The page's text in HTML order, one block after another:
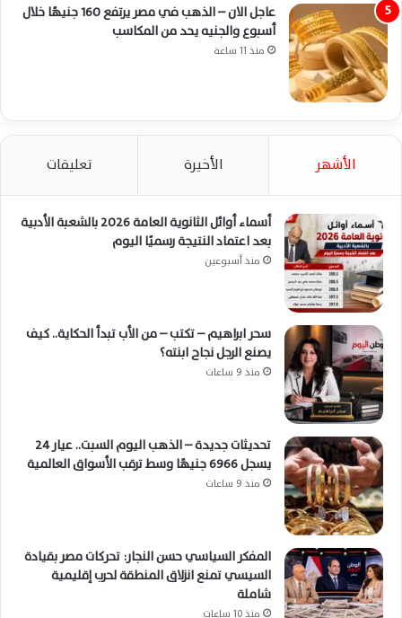
عاجل الان – الذهب في مصر يرتفع 160 جنيهًا خلال
أسبوع والجنيه يحد من المكاسب
منذ 11 ساعة
الأشهر الأخيرة تعليقات
أسماء أوائل الثانوية العامة 2026 بالشعبة الأدبية
بعد اعتماد النتيجة رسميًا اليوم
منذ أسبوعين
سحر ابراهيم – تكتب – من الأب تبدأ الحكاية.. كيف
يصنع الرجل نجاح ابنته؟
منذ 9 ساعات
تحديثات جديدة – الذهب اليوم السبت.. عيار 24
يسجل 6966 جنيهًا وسط ترقب الأسواق العالمية
منذ 9 ساعات
المفكر السياسي حسن النجار: تحركات مصر بقيادة
السيسي تمنع انزلاق المنطقة لحرب إقليمية
شاملة
منذ 10 ساعات